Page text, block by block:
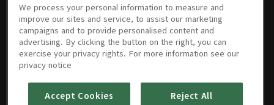
PREMIUM
19회
02/16/2024 • 31분
PREMIUM
20회
PREMIUM
21회
PREMIUM
22회
PREMIUM
23회 24회
We process your personal information to measure and
improve our sites and service, to assist our marketing
campaigns and to provide personalised content and
advertising. By clicking the button on the right, you can
exercise your privacy rights. For more information see our
privacy notice
Accept Cookies Reject All